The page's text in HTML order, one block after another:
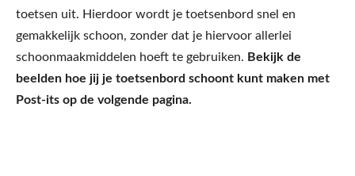
toetsen uit. Hierdoor wordt je toetsenbord snel en
gemakkelijk schoon, zonder dat je hiervoor allerlei
schoonmaakmiddelen hoeft te gebruiken. Bekijk de
beelden hoe jij je toetsenbord schoont kunt maken met
Post-its op de volgende pagina.